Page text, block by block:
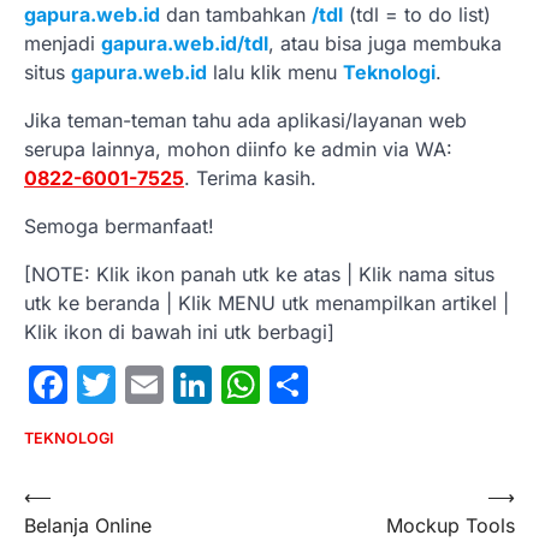
gapura.web.id dan tambahkan /tdl (tdl = to do list)
menjadi gapura.web.id/tdl, atau bisa juga membuka
situs gapura.web.id lalu klik menu Teknologi.
Jika teman-teman tahu ada aplikasi/layanan web
serupa lainnya, mohon diinfo ke admin via WA:
0822-6001-7525. Terima kasih.
Semoga bermanfaat!
[NOTE: Klik ikon panah utk ke atas | Klik nama situs
utk ke beranda | Klik MENU utk menampilkan artikel |
Klik ikon di bawah ini utk berbagi]
Facebook
Twitter
EmailLinkedIn
WhatsApp
TEKNOLOGI
Post
navigation
⟵
Belanja Online
Mockup Tools
⟶